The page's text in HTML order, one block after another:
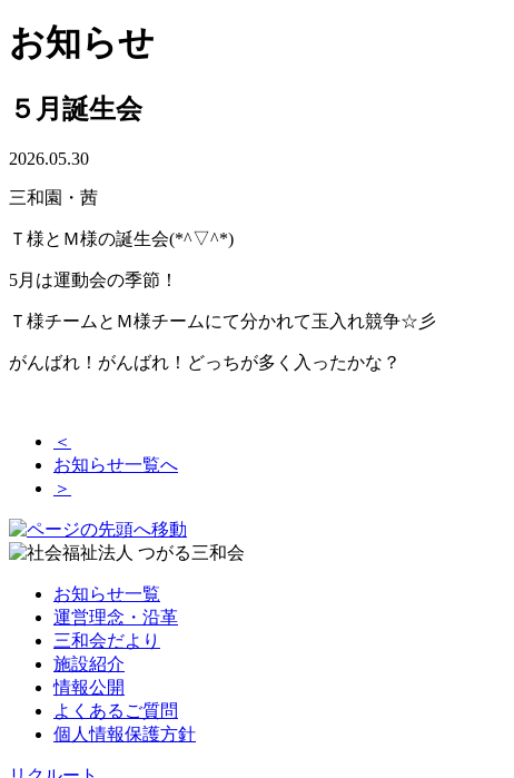
お知らせ
５月誕生会
2026.05.30
三和園・茜
Ｔ様とＭ様の誕生会(*^▽^*)
5月は運動会の季節！
Ｔ様チームとＭ様チームにて分かれて玉入れ競争☆彡
がんばれ！がんばれ！どっちが多く入ったかな？
＜
お知らせ一覧へ
＞
お知らせ一覧
運営理念・沿革
三和会だより
施設紹介
情報公開
よくあるご質問
個人情報保護方針